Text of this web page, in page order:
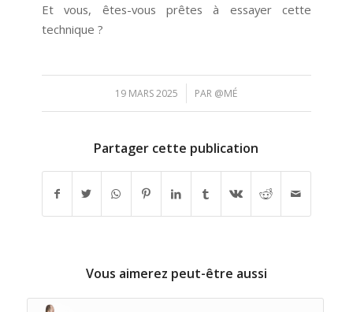
Et vous, êtes-vous prêtes à essayer cette
technique ?
19 MARS 2025
/ PAR @MÉ
Partager cette publication
Vous aimerez peut-être aussi